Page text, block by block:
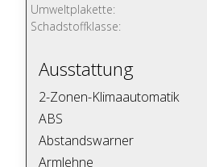
Umweltplakette:
Schadstoffklasse:
Ausstattung
2-Zonen-Klimaautomatik
ABS
Abstandswarner
Armlehne